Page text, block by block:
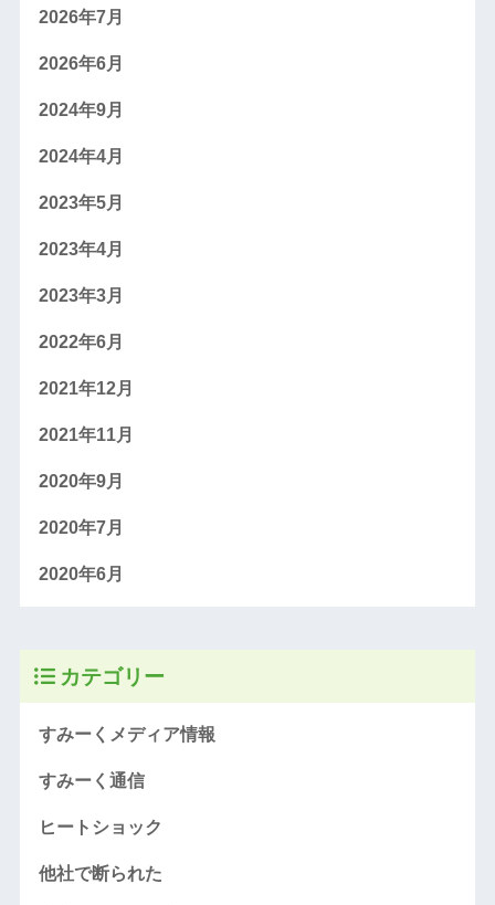
2026年7月
2026年6月
2024年9月
2024年4月
2023年5月
2023年4月
2023年3月
2022年6月
2021年12月
2021年11月
2020年9月
2020年7月
2020年6月
カテゴリー
すみーくメディア情報
すみーく通信
ヒートショック
他社で断られた